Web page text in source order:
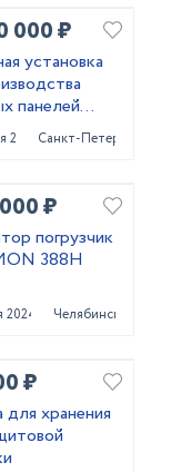
000 ₽
установка
панелей
2024Санкт-Петербург
₽
погрузчик
388H
2024 Челябинск
₽
для хранения